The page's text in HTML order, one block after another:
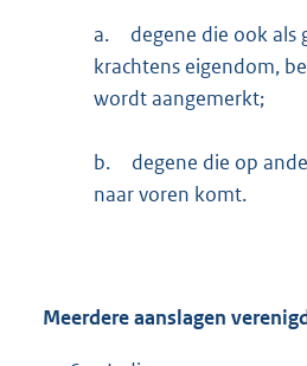
a.
degene die ook als
krachtens eigendom,
wordt aangemerkt;
b.
degene die op
naar voren komt.
Meerdere aanslagen